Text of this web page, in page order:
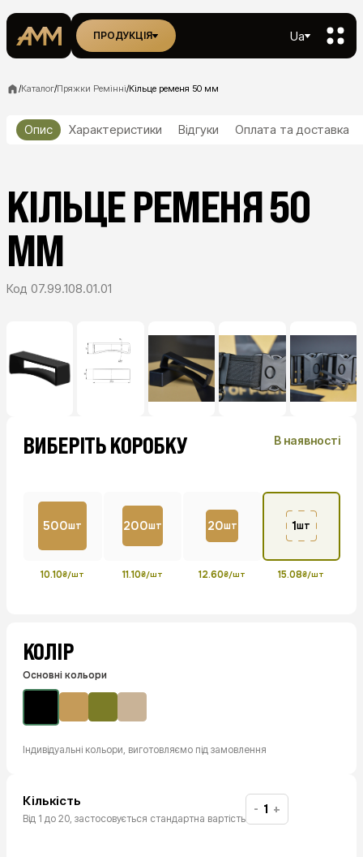
ПРОДУКЦІЯ Ua
/Каталог/Пряжки Ремінні/Кільце ременя 50 мм
Опис Характеристики Відгуки Оплата та доставка
КІЛЬЦЕ РЕМЕНЯ 50
ММ
Код 07.99.108.01.01
ВИБЕРІТЬ КОРОБКУ В наявності
500шт
10.10₴/шт
200шт
11.10₴/шт
20шт
12.60₴/шт
1шт
15.08₴/шт
КОЛІР
Основні кольори
Індивідуальні кольори, виготовляємо під замовлення
Кількість
Від 1 до 20, застосовується стандартна вартість
- +